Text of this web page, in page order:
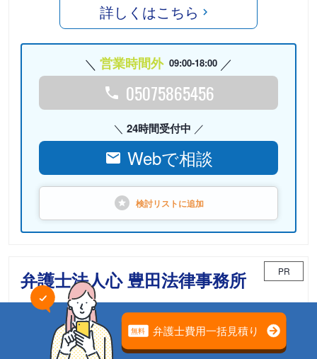
詳しくはこちら
営業時間外 09:00-18:00
05075865456
24時間受付中
Webで相談
検討リストに追加
弁護士法人心 豊田法律事務所 PR
相続案件のための「相続チーム」が担当
電話相談可能 初回面談無料